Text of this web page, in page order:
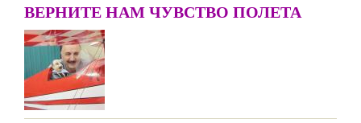
ВЕРНИТЕ НАМ ЧУВСТВО ПОЛЕТА